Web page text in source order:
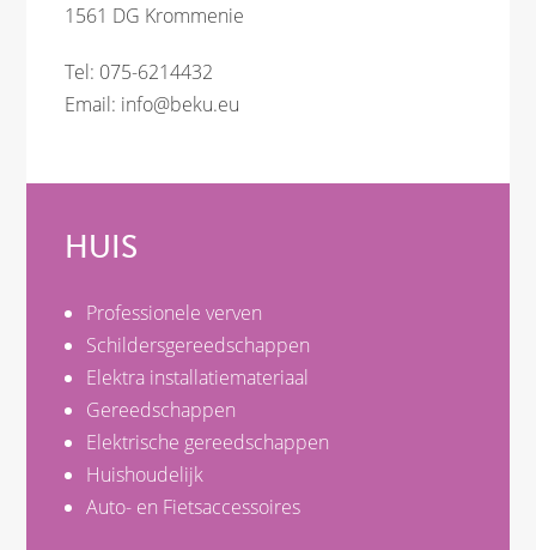
1561 DG Krommenie
Tel: 075-6214432
Email: info@beku.eu
HUIS
Professionele verven
Schildersgereedschappen
Elektra installatiemateriaal
Gereedschappen
Elektrische gereedschappen
Huishoudelijk
Auto- en Fietsaccessoires